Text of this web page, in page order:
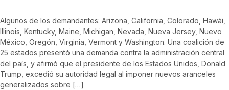
Algunos de los demandantes: Arizona, California, Colorado, Hawái,
Illinois, Kentucky, Maine, Michigan, Nevada, Nueva Jersey, Nuevo
México, Oregón, Virginia, Vermont y Washington. Una coalición de
25 estados presentó una demanda contra la administración central
del país, y afirmó que el presidente de los Estados Unidos, Donald
Trump, excedió su autoridad legal al imponer nuevos aranceles
generalizados sobre […]